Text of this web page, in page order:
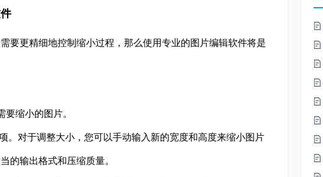
要更精细地控制缩小过程，那么使用专业的图片编辑软件将是
缩小的图片。
。对于调整大小，您可以手动输入新的宽度和高度来缩小图片
的输出格式和压缩质量。